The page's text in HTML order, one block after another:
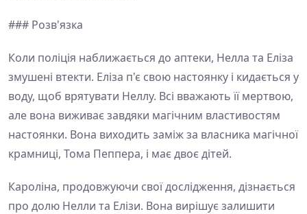
### Розв'язка
Коли поліція наближається до аптеки, Нелла та Еліза
змушені втекти. Еліза п'є свою настоянку і кидається у
воду, щоб врятувати Неллу. Всі вважають її мертвою,
але вона виживає завдяки магічним властивостям
настоянки. Вона виходить заміж за власника магічної
крамниці, Тома Пеппера, і має двоє дітей.
Кароліна, продовжуючи свої дослідження, дізнається
про долю Нелли та Елізи. Вона вирішує залишити